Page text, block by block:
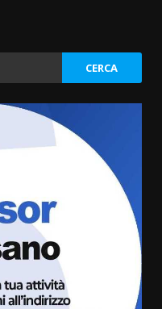
e la prima